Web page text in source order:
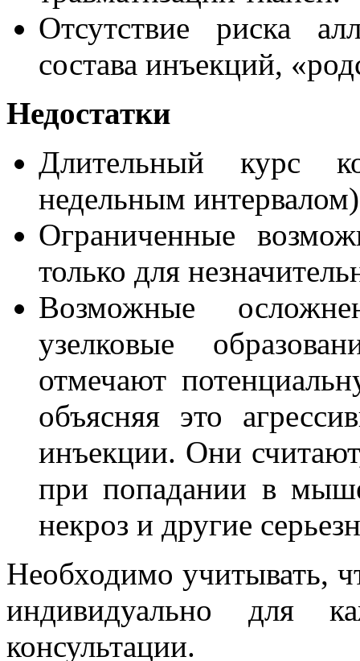
Отсутствие риска
состава инъекций,
Недостатки
Длительный курс
недельным
Ограниченные
только для
Возможные
узелковые
отмечают
объясняя это
инъекции. Они
при попадании в
некроз и другие
Необходимо учитывать,
индивидуально для
консультации.